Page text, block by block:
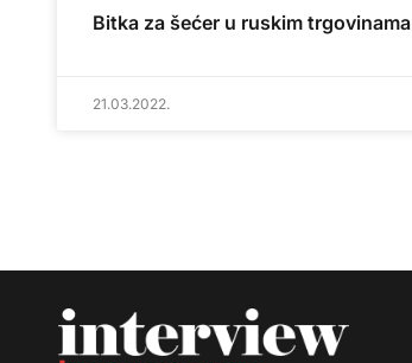
Bitka za šećer u ruskim trgovinama
21.03.2022.